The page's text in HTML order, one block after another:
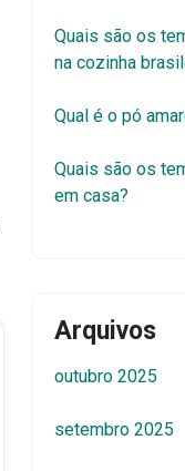
Quais são os
na cozinha
Qual é o pó
Quais são os
em casa?
Arquivos
outubro 2025
setembro 2025